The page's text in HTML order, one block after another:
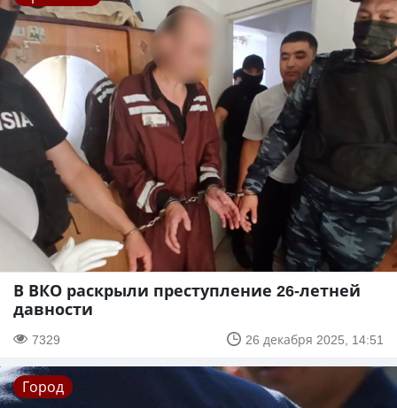
В ВКО раскрыли преступление 26-летней
давности
7329 26 декабря 2025, 14:51
Город